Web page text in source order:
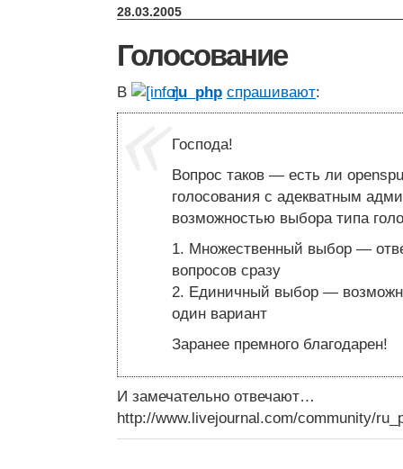
28.03.2005
Голосование
В ru_php спрашивают:
Господа!
Вопрос таков — есть ли
голосования с адекватным
возможностью выбора типа
1. Множественный выбор —
вопросов сразу
2. Единичный выбор —
один вариант
Заранее премного благодарен!
И замечательно отвечают…
http://www.livejournal.com/community/